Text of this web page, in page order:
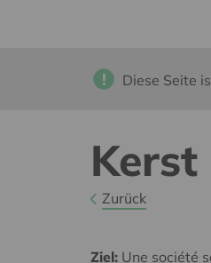
Diese Seite
Zurück
Ziel: Une société